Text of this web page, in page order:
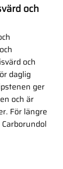
och
och
daglig
ger
och är
För längre